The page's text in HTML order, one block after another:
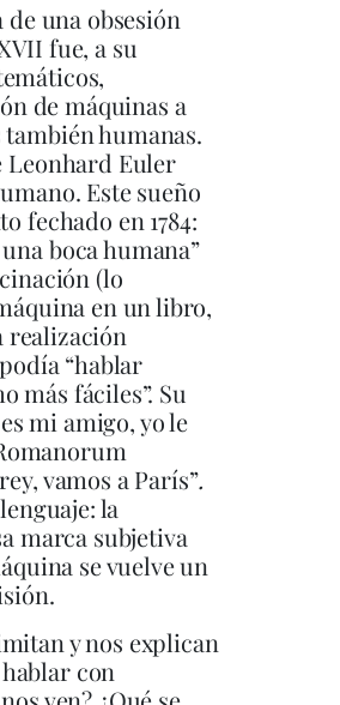
una obsesión
fue, a su
de máquinas a
humanas.
Leonhard Euler
Este sueño
fechado en 1784:
boca humana”
(lo
en un libro,
realización
“hablar
más fáciles”. Su
mi amigo, yo le
vamos a París”.
la
marca subjetiva
se vuelve un
y nos explican
con